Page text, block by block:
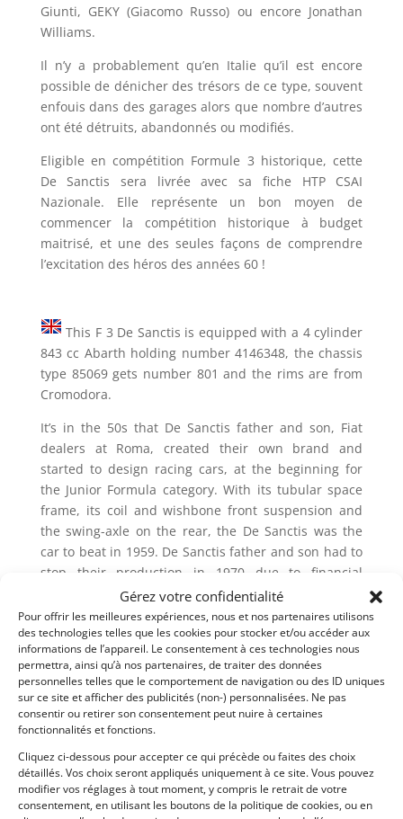
Gérez votre confidentialité
Pour offrir les meilleures expériences, nous et nos partenaires utilisons
des technologies telles que les cookies pour stocker et/ou accéder aux
informations de l’appareil. Le consentement à ces technologies nous
permettra, ainsi qu’à nos partenaires, de traiter des données
personnelles telles que le comportement de navigation ou des ID uniques
sur ce site et afficher des publicités (non-) personnalisées. Ne pas
consentir ou retirer son consentement peut nuire à certaines
fonctionnalités et fonctions.
Cliquez ci-dessous pour accepter ce qui précède ou faites des choix
détaillés. Vos choix seront appliqués uniquement à ce site. Vous pouvez
modifier vos réglages à tout moment, y compris le retrait de votre
consentement, en utilisant les boutons de la politique de cookies, ou en
Giunti, GEKY (Giacomo Russo) ou encore Jonathan
Williams.
Il n’y a probablement qu’en Italie qu’il est encore
possible de dénicher des trésors de ce type, souvent
enfouis dans des garages alors que nombre d’autres
ont été détruits, abandonnés ou modifiés.
Eligible en compétition Formule 3 historique, cette
De Sanctis sera livrée avec sa fiche HTP CSAI
Nazionale. Elle représente un bon moyen de
commencer la compétition historique à budget
maitrisé, et une des seules façons de comprendre
l’excitation des héros des années 60 !
This F 3 De Sanctis is equipped with a 4 cylinder
843 cc Abarth holding number 4146348, the chassis
type 85069 gets number 801 and the rims are from
Cromodora.
It’s in the 50s that De Sanctis father and son, Fiat
dealers at Roma, created their own brand and
started to design racing cars, at the beginning for
the Junior Formula category. With its tubular space
frame, its coil and wishbone front suspension and
the swing-axle on the rear, the De Sanctis was the
car to beat in 1959. De Sanctis father and son had to
stop their production in 1970 due to financial
difficulties, even with a nice prize list over ten years
and the participation of talented drivers like Ignazio
Giunti, GEKY (Giacomo Russo) and Jonathan Williams.
There is probably only in Italy that it’s still possible to
find such treasures, often buried into garages
whereas many of others have been destroyed,
abandoned or modified. Eligible in historic F 3
competition, this De Sanctis will be delivered with its
HTP CSAI Nazionale card. It represents a good device
to start Classic competition with a smart budget, and
one of the only ways to understand the 60s heroes